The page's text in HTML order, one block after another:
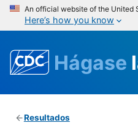
An official website of the United
Here’s how you know
Hágase
Resultados